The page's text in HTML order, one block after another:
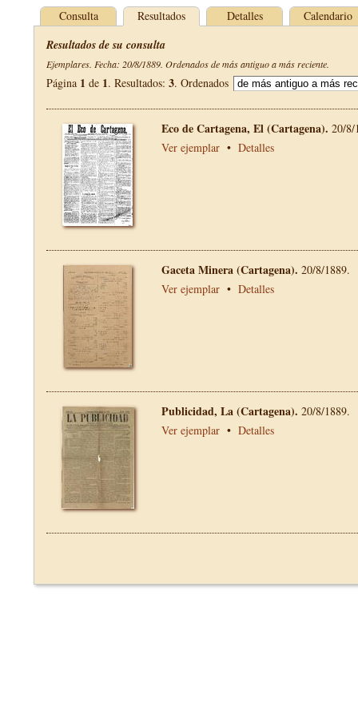
Consulta Resultados Detalles Calendario
Resultados de su consulta
Ejemplares. Fecha: 20/8/1889. Ordenados de más antiguo a más reciente.
Página 1 de 1. Resultados: 3. Ordenados
Eco de Cartagena, El (Cartagena). 20/8/
Ver ejemplar • Detalles
Gaceta Minera (Cartagena). 20/8/1889.
Ver ejemplar • Detalles
Publicidad, La (Cartagena). 20/8/1889.
Ver ejemplar • Detalles